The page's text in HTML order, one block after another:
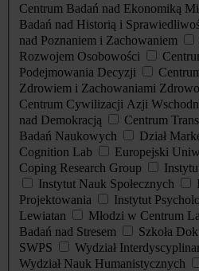
Centrum Badań nad Ekonomiką
Badań nad Historią i
nad Poznaniem i Zachowaniem
Rozwojem Osobowości
Podejmowania Decyzji
Zdrowiem i Zachowaniami
Centrum Cywilizacji Azji
nad Demokracją
Centrum
Badań Naukowych
Dział
Cognition Lab
Europejski
Coping Research Group
Instytut Nauk Społecznych
Projektowania
Instytut
Lewiatan
Młodzi w Centrum
Badań nad Stresem
Szkoła
SWPS
Wydział
Wydział Nauk Humanistycznych